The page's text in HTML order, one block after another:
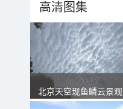
高清图集
北京天空现鱼鳞云景观